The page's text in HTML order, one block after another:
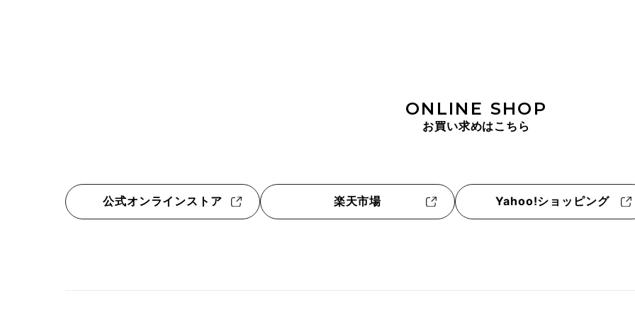
ONLINE SHOP
お買い求めはこちら
公式オンラインストア 楽天市場 Yahoo!ショッピング